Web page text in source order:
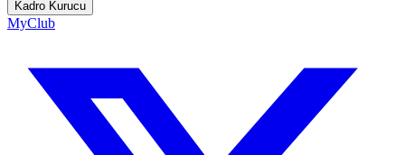
Kadro Kurucu
MyClub